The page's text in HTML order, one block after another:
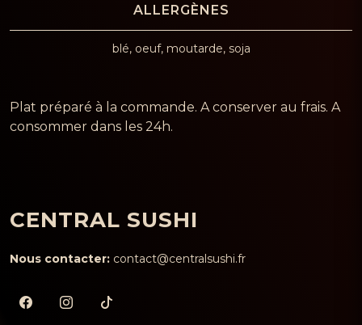
blé, oeuf, moutarde, soja
Plat préparé à la commande. A conserver au frais. A
consommer dans les 24h.
CENTRAL SUSHI
Nous contacter: contact@centralsushi.fr